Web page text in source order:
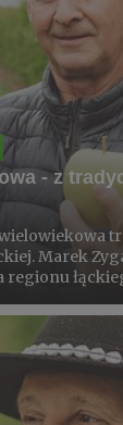
- z
Marek
regionu
To tutaj, na